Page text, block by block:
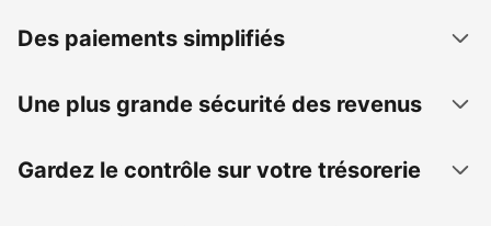
Des paiements simplifiés
Une plus grande sécurité des revenus
Gardez le contrôle sur votre trésorerie